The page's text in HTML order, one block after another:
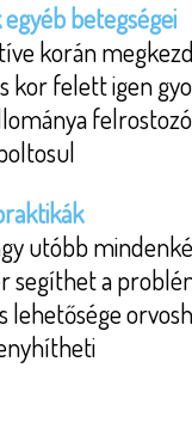
betegségei
korán
kor felett igen
utóbb
a
lehetősége